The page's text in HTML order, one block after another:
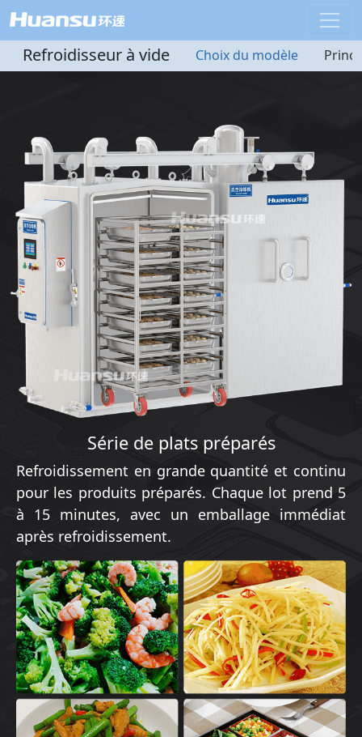
Refroidisseur à vide Choix du modèle
Série de plats préparés
Refroidissement en grande quantité et continu
pour les produits préparés. Chaque lot prend 5
à 15 minutes, avec un emballage immédiat
après refroidissement.